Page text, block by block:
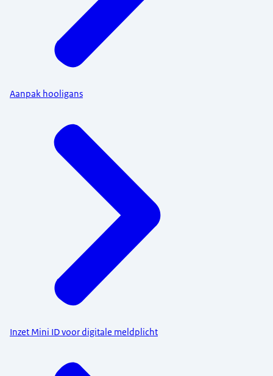
Aanpak hooligans
Inzet Mini ID voor digitale meldplicht